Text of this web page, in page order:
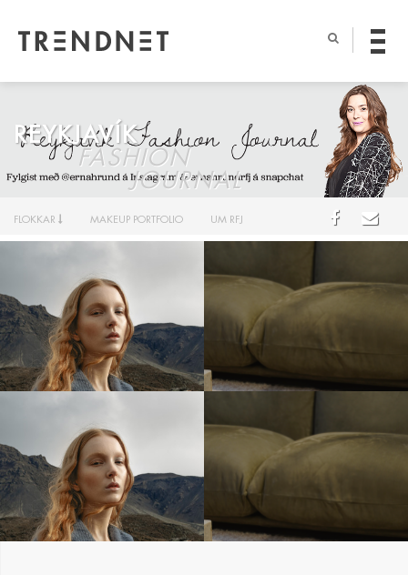
REYKJAVÍK
FASHION
JOURNAL
FLOKKAR MAKEUP PORTFOLIO UM RFJ